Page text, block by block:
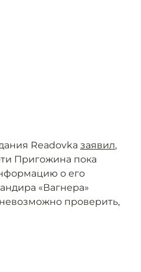
Readovka заявил,
Пригожина пока
о его
«Вагнера»
проверить,